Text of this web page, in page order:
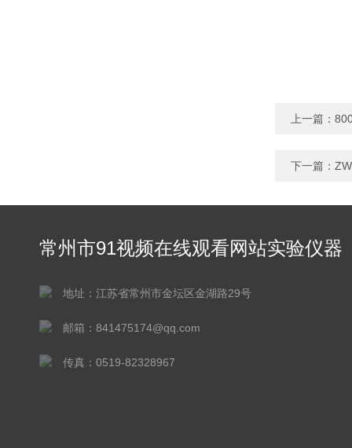
上一篇：
下一篇：
常州市91视频在线观看网站实验仪器
地址：江苏省常州市金坛区金湖路29号
邮箱：841475174@qq.com
传真：0519-82328967